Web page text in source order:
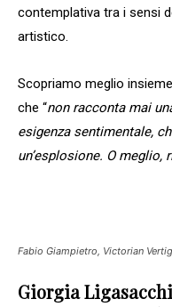
contemplativa tra i sensi
artistico.
Scopriamo meglio
che “non racconta mai
esigenza sentimentale,
un’esplosione. O meglio,
Fabio Giampietro, Victorian
Giorgia